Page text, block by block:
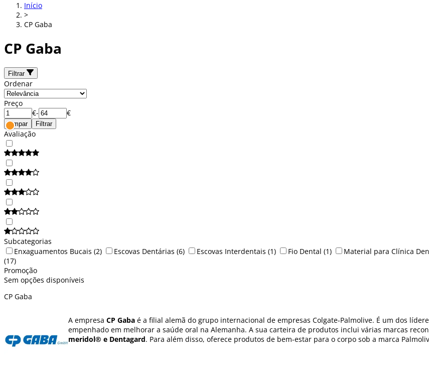
Início
>
CP Gaba
CP Gaba
Filtrar
Ordenar
Preço
€- €
Limpar Filtrar
Avaliação
Subcategorias
Enxaguamentos Bucais (2) Escovas Dentárias (6) Escovas Interdentais (1) Fio Dental (1) Material para Clínica
(17)
Promoção
Sem opções disponíveis
CP Gaba
A empresa CP Gaba é a filial alemã do grupo internacional de empresas Colgate-Palmolive. É um dos
empenhado em melhorar a saúde oral na Alemanha. A sua carteira de produtos inclui várias marcas
meridol® e Dentagard. Para além disso, oferece produtos de bem-estar para o corpo sob a marca